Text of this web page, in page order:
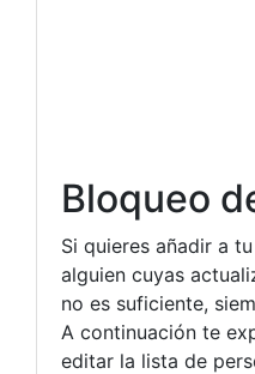
Bloqueo
Si quieres añadir a
alguien cuyas
no es suficiente,
A continuación te
editar la lista de